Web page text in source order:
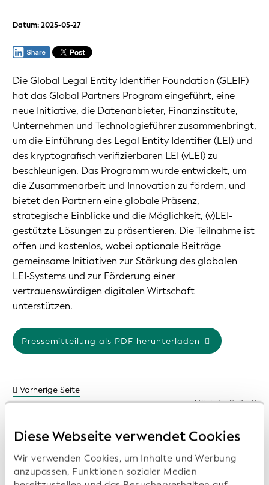
Diese Webseite verwendet Cookies
Wir verwenden Cookies, um Inhalte und Werbung
anzupassen, Funktionen sozialer Medien
Datum: 2025-05-27
Die Global Legal Entity Identifier Foundation (GLEIF)
hat das Global Partners Program eingeführt, eine
neue Initiative, die Datenanbieter, Finanzinstitute,
Unternehmen und Technologieführer zusammenbringt,
um die Einführung des Legal Entity Identifier (LEI) und
des kryptografisch verifizierbaren LEI (vLEI) zu
beschleunigen. Das Programm wurde entwickelt, um
die Zusammenarbeit und Innovation zu fördern, und
bietet den Partnern eine globale Präsenz,
strategische Einblicke und die Möglichkeit, (v)LEI-
gestützte Lösungen zu präsentieren. Die Teilnahme ist
offen und kostenlos, wobei optionale Beiträge
gemeinsame Initiativen zur Stärkung des globalen
LEI-Systems und zur Förderung einer
vertrauenswürdigen digitalen Wirtschaft
unterstützen.
Pressemitteilung als PDF herunterladen
Vorherige Seite
Nächste Seite
Frühere Pressemitteilungen: